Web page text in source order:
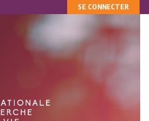
principal
MON
COMPTE
SE CONNECTER